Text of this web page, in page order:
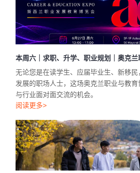
本周六｜求职、升学、职业规划｜奥克兰
无论您是在读学生、应届毕业生、新移
发展的职场人士，这场奥克兰职业与教
与行业面对面交流的机会。
阅读更多>